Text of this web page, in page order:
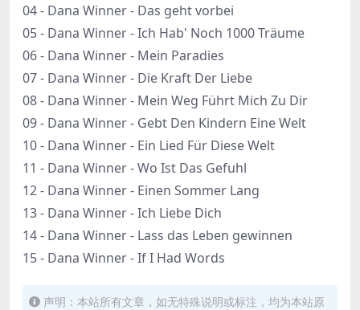
04 - Dana Winner - Das geht vorbei
05 - Dana Winner - Ich Hab' Noch 1000 Träume
06 - Dana Winner - Mein Paradies
07 - Dana Winner - Die Kraft Der Liebe
08 - Dana Winner - Mein Weg Führt Mich Zu Dir
09 - Dana Winner - Gebt Den Kindern Eine Welt
10 - Dana Winner - Ein Lied Für Diese Welt
11 - Dana Winner - Wo Ist Das Gefuhl
12 - Dana Winner - Einen Sommer Lang
13 - Dana Winner - Ich Liebe Dich
14 - Dana Winner - Lass das Leben gewinnen
15 - Dana Winner - If I Had Words
声明：本站所有文章，如无特殊说明或标注，均为本站原